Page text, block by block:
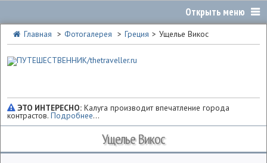
Главная Фотогалерея Греция Ущелье Викос
ЭТО ИНТЕРЕСНО: Калуга производит впечатление города
контрастов.Подробнее...
Ущелье Викос